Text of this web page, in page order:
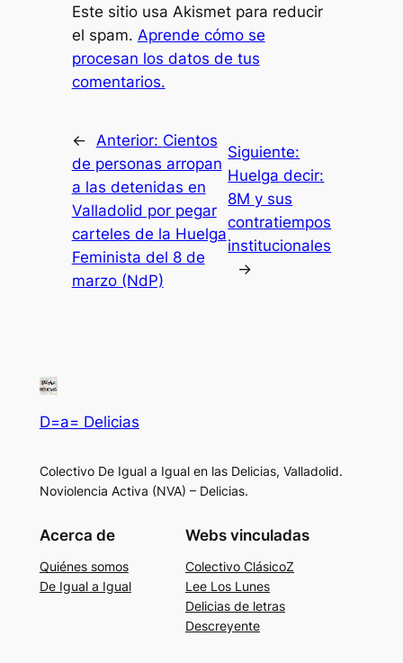
Este sitio usa Akismet para reducir
el spam. Aprende cómo se
procesan los datos de tus
comentarios.
← Anterior: Cientos
de personas arropan
a las detenidas en
Valladolid por pegar
carteles de la Huelga
Feminista del 8 de
marzo (NdP)
Siguiente:
Huelga decir:
8M y sus
contratiempos
institucionales
→
D=a= Delicias
Colectivo De Igual a Igual en las Delicias, Valladolid.
Noviolencia Activa (NVA) – Delicias.
Acerca de
Quiénes somos
De Igual a Igual
Webs vinculadas
Colectivo ClásicoZ
Lee Los Lunes
Delicias de letras
Descreyente